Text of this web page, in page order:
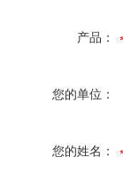
产品：
您的单位：
您的姓名：